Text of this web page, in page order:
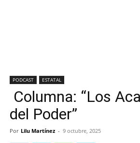
PODCAST ESTATAL
Columna: “Los
del Poder”
Por Lilu Martínez - 9 octubre, 2025